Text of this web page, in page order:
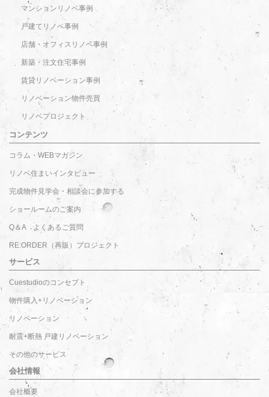
マンションリノベ事例
戸建てリノベ事例
店舗・オフィスリノベ事例
新築・注文住宅事例
賃貸リノベーション事例
リノベーション物件売買
リノベプロジェクト
コンテンツ
コラム・WEBマガジン
リノベ住まいインタビュー
完成物件見学会・相談会に参加する
ショールームのご案内
Q＆A よくあるご質問
RE:ORDER（再販）プロジェクト
サービス
Cuestudioのコンセプト
物件購入+リノベーション
リノベーション
耐震+断熱 戸建リノベーション
その他のサービス
会社情報
会社概要